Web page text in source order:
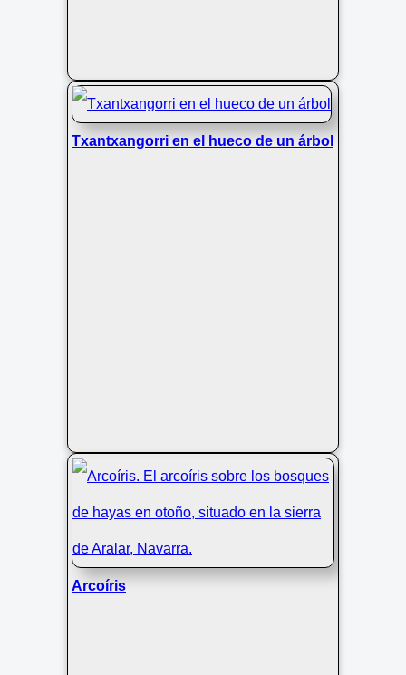
Txantxangorri en el hueco de un árbol
Arcoíris